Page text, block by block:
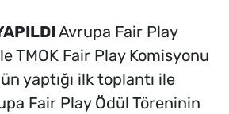
Avrupa Fair Play
TMOK Fair Play Komisyonu
yaptığı ilk toplantı ile
Fair Play Ödül Töreninin